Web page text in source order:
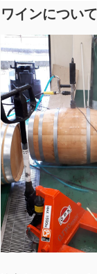
ワインについて